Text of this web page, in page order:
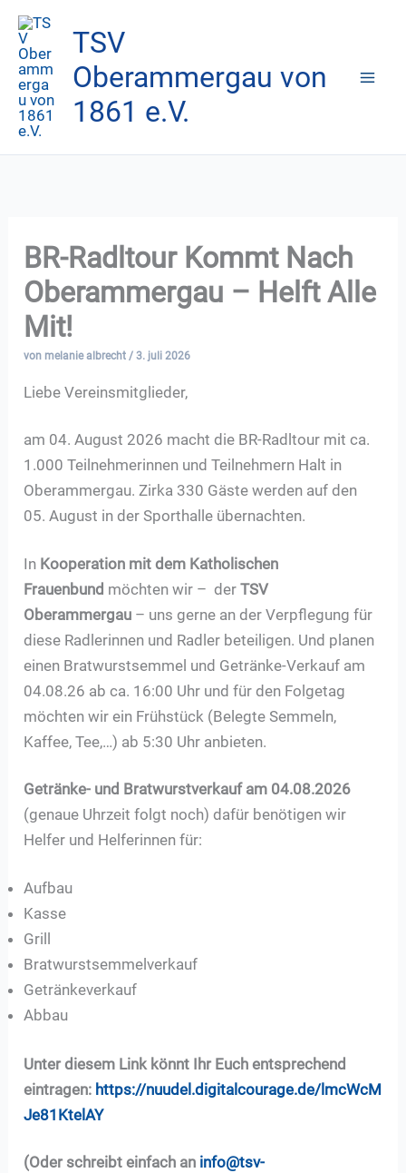
Zum
Inhalt
springen
TSV
Oberammergau von
1861 e.V.
BR-Radltour Kommt Nach
Oberammergau – Helft Alle
Mit!
von melanie albrecht /3. juli 2026
Liebe Vereinsmitglieder,
am 04. August 2026 macht die BR-Radltour mit ca.
1.000 Teilnehmerinnen und Teilnehmern Halt in
Oberammergau. Zirka 330 Gäste werden auf den
05. August in der Sporthalle übernachten.
In Kooperation mit dem Katholischen
Frauenbund möchten wir – derTSV
Oberammergau – uns gerne an der Verpflegung für
diese Radlerinnen und Radler beteiligen. Und planen
einen Bratwurstsemmel und Getränke-Verkauf am
04.08.26 ab ca. 16:00 Uhr und für den Folgetag
möchten wir ein Frühstück (Belegte Semmeln,
Kaffee, Tee,…) ab 5:30 Uhr anbieten.
Getränke- und Bratwurstverkauf am 04.08.2026
(genaue Uhrzeit folgt noch) dafür benötigen wir
Helfer und Helferinnen für:
Aufbau
Kasse
Grill
Bratwurstsemmelverkauf
Getränkeverkauf
Abbau
Unter diesem Link könnt Ihr Euch entsprechend
eintragen: https://nuudel.digitalcourage.de/lmcWcM
Je81KtelAY
(Oder schreibt einfach an info@tsv-